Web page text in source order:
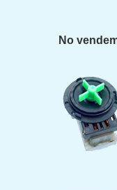
No